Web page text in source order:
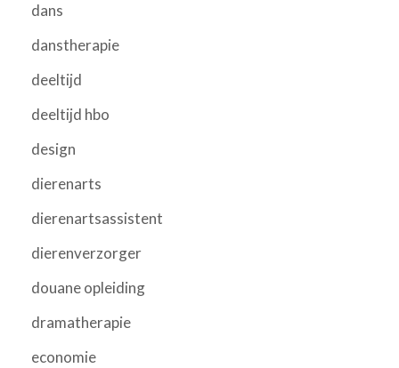
dans
danstherapie
deeltijd
deeltijd hbo
design
dierenarts
dierenartsassistent
dierenverzorger
douane opleiding
dramatherapie
economie